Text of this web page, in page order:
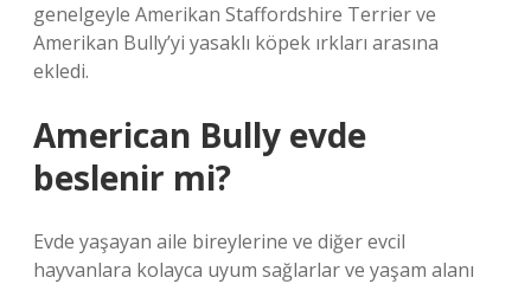
genelgeyle Amerikan Staffordshire Terrier ve
Amerikan Bully’yi yasaklı köpek ırkları arasına
ekledi.
American Bully evde
beslenir mi?
Evde yaşayan aile bireylerine ve diğer evcil
hayvanlara kolayca uyum sağlarlar ve yaşam alanı